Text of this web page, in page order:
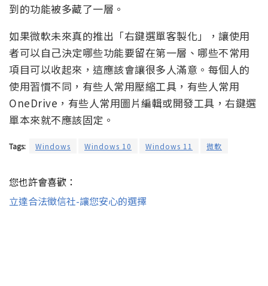
到的功能被多藏了一層。
如果微軟未來真的推出「右鍵選單客製化」，讓使用
者可以自己決定哪些功能要留在第一層、哪些不常用
項目可以收起來，這應該會讓很多人滿意。每個人的
使用習慣不同，有些人常用壓縮工具，有些人常用
OneDrive，有些人常用圖片編輯或開發工具，右鍵選
單本來就不應該固定。
Tags: Windows Windows 10 Windows 11 微軟
您也許會喜歡：
立達合法徵信社-讓您安心的選擇